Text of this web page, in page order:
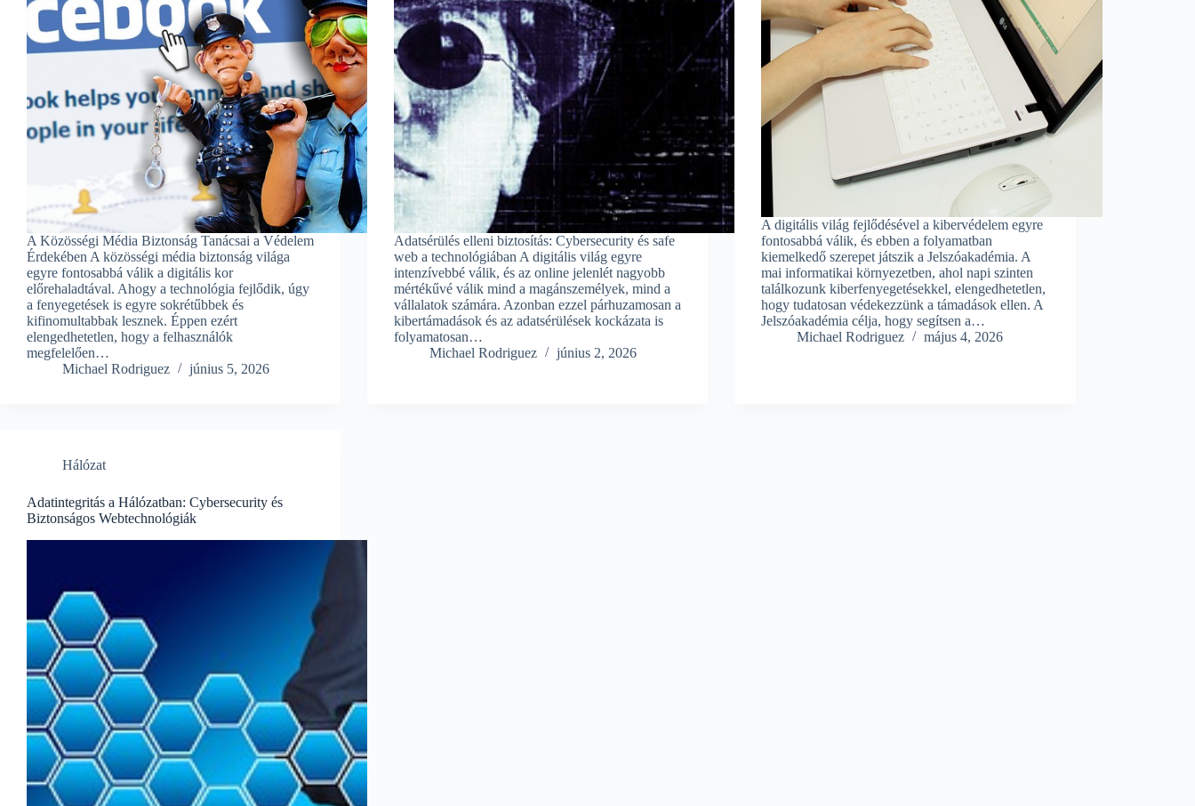
A Közösségi Média Biztonság Tanácsai a Védelem
Érdekében A közösségi média biztonság világa
egyre fontosabbá válik a digitális kor
előrehaladtával. Ahogy a technológia fejlődik, úgy
a fenyegetések is egyre sokrétűbbek és
kifinomultabbak lesznek. Éppen ezért
elengedhetetlen, hogy a felhasználók
megfelelően…
Michael Rodriguez
június 5, 2026
Adatsérülés elleni biztosítás: Cybersecurity és safe
web a technológiában A digitális világ egyre
intenzívebbé válik, és az online jelenlét nagyobb
mértékűvé válik mind a magánszemélyek, mind a
vállalatok számára. Azonban ezzel párhuzamosan a
kibertámadások és az adatsérülések kockázata is
folyamatosan…
Michael Rodriguez
június 2, 2026
A digitális világ fejlődésével a kibervédelem egyre
fontosabbá válik, és ebben a folyamatban
kiemelkedő szerepet játszik a Jelszóakadémia. A
mai informatikai környezetben, ahol napi szinten
találkozunk kiberfenyegetésekkel, elengedhetetlen,
hogy tudatosan védekezzünk a támadások ellen. A
Jelszóakadémia célja, hogy segítsen a…
Michael Rodriguez
május 4, 2026
Hálózat
Adatintegritás a Hálózatban: Cybersecurity és
Biztonságos Webtechnológiák